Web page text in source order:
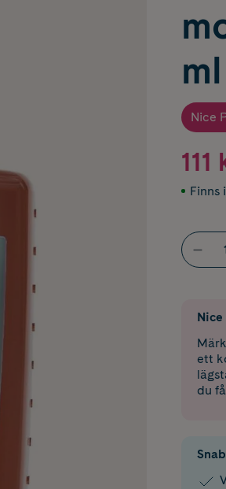
ml
Nice
111
Finns
Nice
ett
du